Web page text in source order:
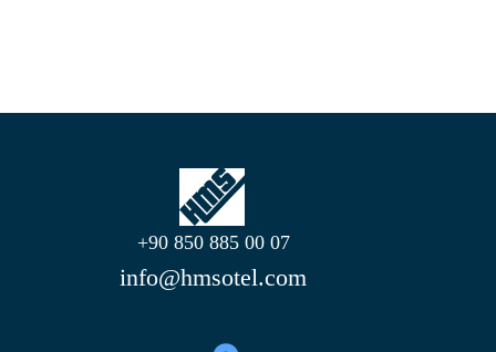
+90 850 885 00 07
info@hmsotel.com